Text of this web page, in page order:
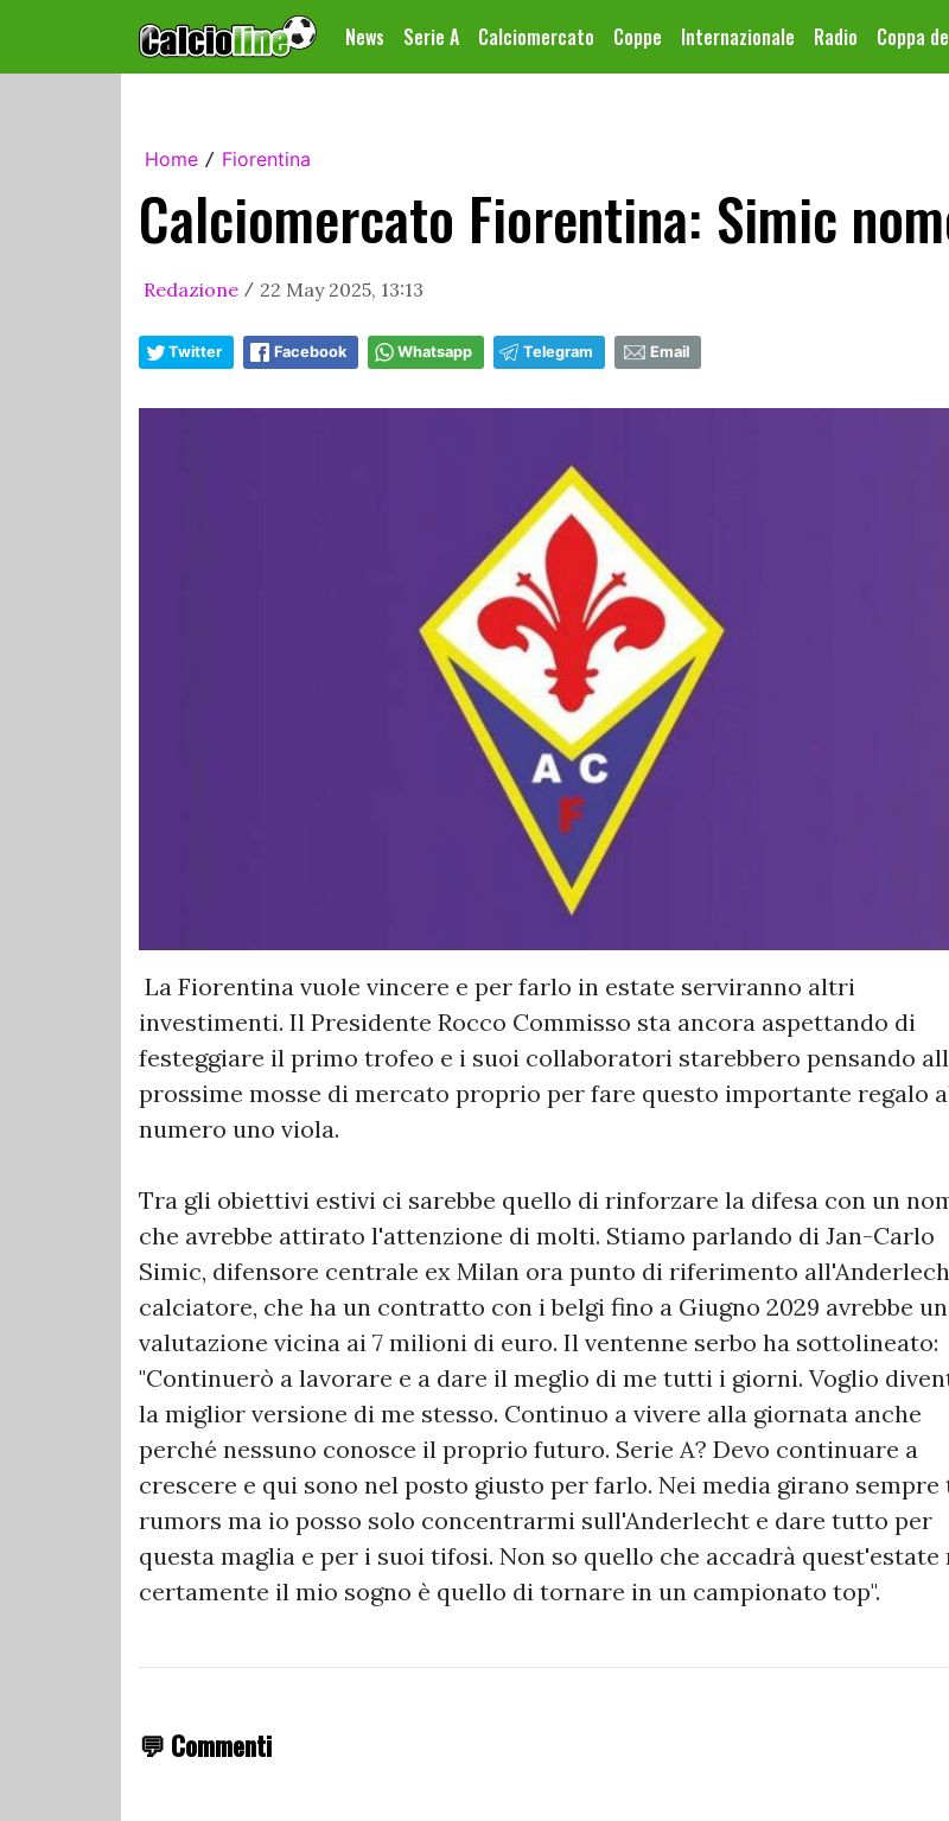
News Serie A Calciomercato Coppe Internazionale Radio Coppa
Home / Fiorentina
Calciomercato Fiorentina: Simic
Redazione / 22 May 2025, 13:13
Twitter Facebook Whatsapp Telegram Email
La Fiorentina vuole vincere e per farlo in estate serviranno altri
investimenti. Il Presidente Rocco Commisso sta ancora aspettando di
festeggiare il primo trofeo e i suoi collaboratori starebbero pensando
prossime mosse di mercato proprio per fare questo importante regalo
numero uno viola.
Tra gli obiettivi estivi ci sarebbe quello di rinforzare la difesa con un
che avrebbe attirato l'attenzione di molti. Stiamo parlando di Jan-Carlo
Simic, difensore centrale ex Milan ora punto di riferimento
calciatore, che ha un contratto con i belgi fino a Giugno 2029 avrebbe
valutazione vicina ai 7 milioni di euro. Il ventenne serbo ha sottolineato:
"Continuerò a lavorare e a dare il meglio di me tutti i giorni. Voglio
la miglior versione di me stesso. Continuo a vivere alla giornata anche
perché nessuno conosce il proprio futuro. Serie A? Devo continuare a
crescere e qui sono nel posto giusto per farlo. Nei media girano sempre
rumors ma io posso solo concentrarmi sull'Anderlecht e dare tutto per
questa maglia e per i suoi tifosi. Non so quello che accadrà quest'estate
certamente il mio sogno è quello di tornare in un campionato top".
💬 Commenti